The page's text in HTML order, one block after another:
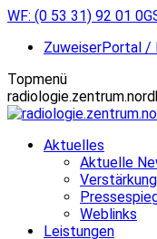
Zum
springen
WF: (0 53 31) 92 01 0
ZuweiserPortal
Topmenü
Aktuelles
Aktuelle
Weblinks
Leistungen